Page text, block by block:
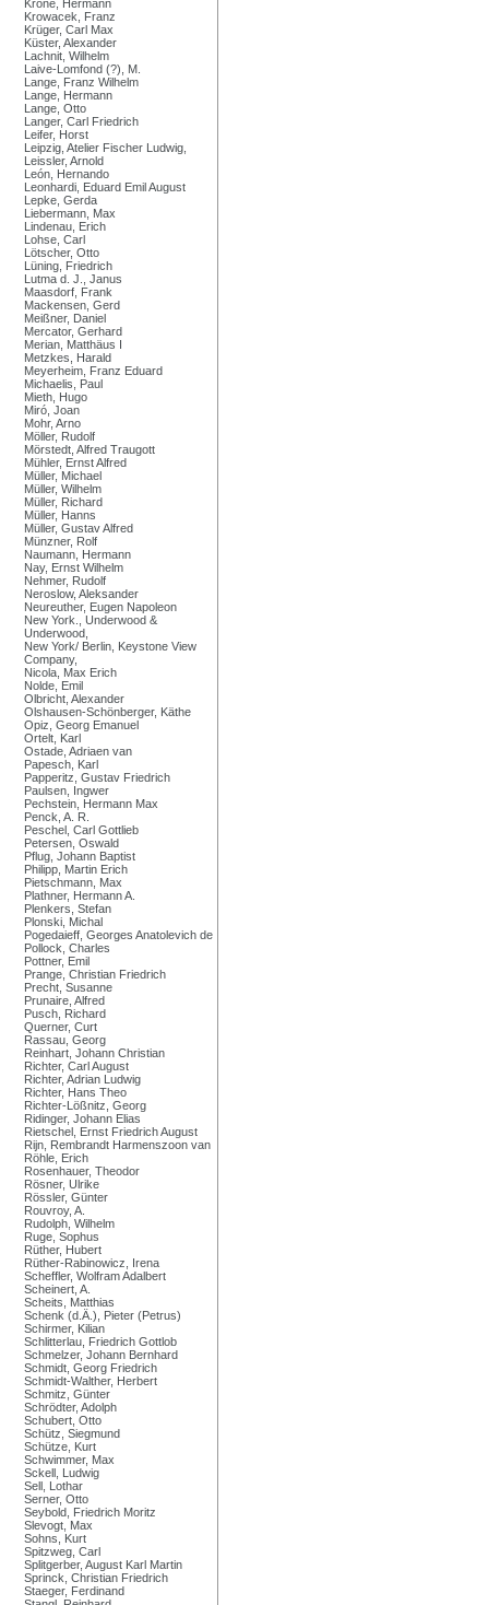
Krone, Hermann
Krowacek, Franz
Krüger, Carl Max
Küster, Alexander
Lachnit, Wilhelm
Laive-Lomfond (?), M.
Lange, Franz Wilhelm
Lange, Hermann
Lange, Otto
Langer, Carl Friedrich
Leifer, Horst
Leipzig, Atelier Fischer Ludwig,
Leissler, Arnold
León, Hernando
Leonhardi, Eduard Emil August
Lepke, Gerda
Liebermann, Max
Lindenau, Erich
Lohse, Carl
Lötscher, Otto
Lüning, Friedrich
Lutma d. J., Janus
Maasdorf, Frank
Mackensen, Gerd
Meißner, Daniel
Mercator, Gerhard
Merian, Matthäus I
Metzkes, Harald
Meyerheim, Franz Eduard
Michaelis, Paul
Mieth, Hugo
Miró, Joan
Mohr, Arno
Möller, Rudolf
Mörstedt, Alfred Traugott
Mühler, Ernst Alfred
Müller, Michael
Müller, Wilhelm
Müller, Richard
Müller, Hanns
Müller, Gustav Alfred
Münzner, Rolf
Naumann, Hermann
Nay, Ernst Wilhelm
Nehmer, Rudolf
Neroslow, Aleksander
Neureuther, Eugen Napoleon
New York., Underwood &
Underwood,
New York/ Berlin, Keystone View
Company,
Nicola, Max Erich
Nolde, Emil
Olbricht, Alexander
Olshausen-Schönberger, Käthe
Opiz, Georg Emanuel
Ortelt, Karl
Ostade, Adriaen van
Papesch, Karl
Papperitz, Gustav Friedrich
Paulsen, Ingwer
Pechstein, Hermann Max
Penck, A. R.
Peschel, Carl Gottlieb
Petersen, Oswald
Pflug, Johann Baptist
Philipp, Martin Erich
Pietschmann, Max
Plathner, Hermann A.
Plenkers, Stefan
Plonski, Michal
Pogedaieff, Georges Anatolevich de
Pollock, Charles
Pottner, Emil
Prange, Christian Friedrich
Precht, Susanne
Prunaire, Alfred
Pusch, Richard
Querner, Curt
Rassau, Georg
Reinhart, Johann Christian
Richter, Carl August
Richter, Adrian Ludwig
Richter, Hans Theo
Richter-Lößnitz, Georg
Ridinger, Johann Elias
Rietschel, Ernst Friedrich August
Rijn, Rembrandt Harmenszoon van
Röhle, Erich
Rosenhauer, Theodor
Rösner, Ulrike
Rössler, Günter
Rouvroy, A.
Rudolph, Wilhelm
Ruge, Sophus
Rüther, Hubert
Rüther-Rabinowicz, Irena
Scheffler, Wolfram Adalbert
Scheinert, A.
Scheits, Matthias
Schenk (d.Ä.), Pieter (Petrus)
Schirmer, Kilian
Schlitterlau, Friedrich Gottlob
Schmelzer, Johann Bernhard
Schmidt, Georg Friedrich
Schmidt-Walther, Herbert
Schmitz, Günter
Schrödter, Adolph
Schubert, Otto
Schütz, Siegmund
Schütze, Kurt
Schwimmer, Max
Sckell, Ludwig
Sell, Lothar
Serner, Otto
Seybold, Friedrich Moritz
Slevogt, Max
Sohns, Kurt
Spitzweg, Carl
Splitgerber, August Karl Martin
Sprinck, Christian Friedrich
Staeger, Ferdinand